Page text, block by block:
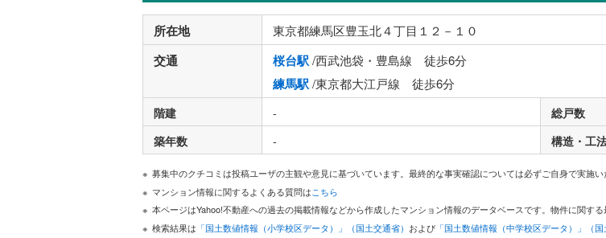
所在地 東京都練馬区豊玉北４丁目１２－１０
交通 桜台駅/西武池袋・豊島線 徒歩6分
練馬駅/東京都大江戸線 徒歩6分
階建 - 総戸数
築年数
- 構造・工
募集中のクチコミは投稿ユーザの主観や意見に基づいています。最終的な事実確認については必ずご自身で実施い
マンション情報に関するよくある質問はこちら
本ページはYahoo!不動産への過去の掲載情報などから作成したマンション情報のデータベースです。物件に関す
検索結果は 「国土数値情報（小学校区データ）」（国土交通省） および 「国土数値情報（中学校区データ）」（国